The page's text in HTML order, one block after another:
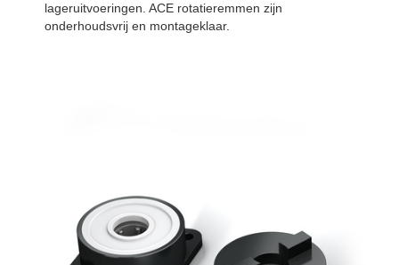
lageruitvoeringen. ACE rotatieremmen zijn
onderhoudsvrij en montageklaar.